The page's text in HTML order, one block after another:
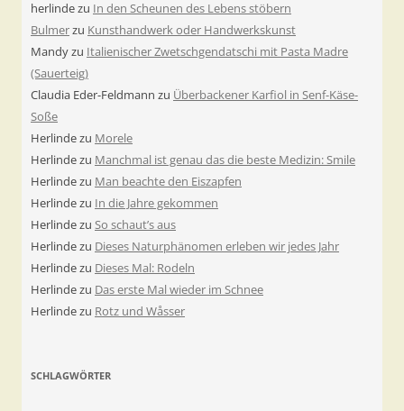
herlindezu In den Scheunen des Lebens stöbern
Bulmerzu Kunsthandwerk oder Handwerkskunst
Mandyzu Italienischer Zwetschgendatschi mit Pasta Madre
(Sauerteig)
Claudia Eder-Feldmann zu Überbackener Karfiol in Senf-Käse-
Soße
Herlindezu Morele
Herlindezu Manchmal ist genau das die beste Medizin: Smile
Herlindezu Man beachte den Eiszapfen
Herlindezu In die Jahre gekommen
Herlindezu So schaut’s aus
Herlindezu Dieses Naturphänomen erleben wir jedes Jahr
Herlindezu Dieses Mal: Rodeln
Herlindezu Das erste Mal wieder im Schnee
Herlindezu Rotz und Wåsser
SCHLAGWÖRTER